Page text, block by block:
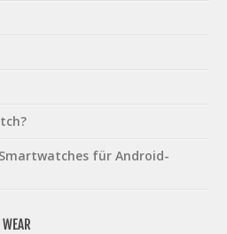
für Android-